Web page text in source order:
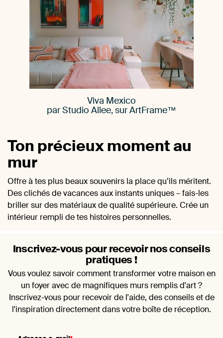
Viva Mexico
par Studio Allee, sur ArtFrame™
Ton précieux moment au
mur
Offre à tes plus beaux souvenirs la place qu’ils méritent.
Des clichés de vacances aux instants uniques – fais-les
briller sur des matériaux de qualité supérieure. Crée un
intérieur rempli de tes histoires personnelles.
Inscrivez-vous pour recevoir nos conseils
pratiques !
Vous voulez savoir comment transformer votre maison en
un foyer avec de magnifiques murs remplis d'art ?
Inscrivez-vous pour recevoir de l'aide, des conseils et de
l'inspiration directement dans votre boîte de réception.